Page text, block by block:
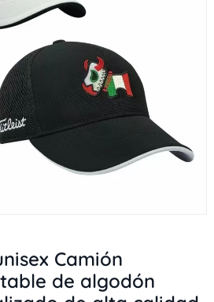
Camión
de algodón